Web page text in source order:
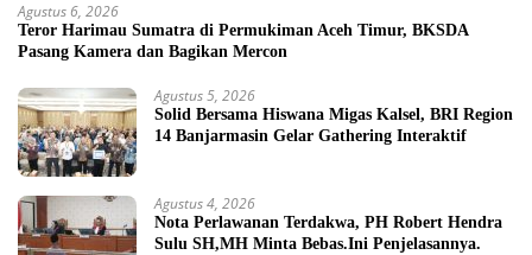
Agustus 6, 2026
Teror Harimau Sumatra di Permukiman Aceh Timur, BKSDA
Pasang Kamera dan Bagikan Mercon
Agustus 5, 2026
Solid Bersama Hiswana Migas Kalsel, BRI Region
14 Banjarmasin Gelar Gathering Interaktif
Agustus 4, 2026
Nota Perlawanan Terdakwa, PH Robert Hendra
Sulu SH,MH Minta Bebas.Ini Penjelasannya.